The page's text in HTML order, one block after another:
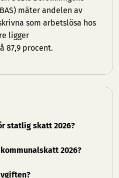
mäter andelen av
som arbetslösa hos
ligger
87,9 procent.
statlig skatt 2026?
2026?